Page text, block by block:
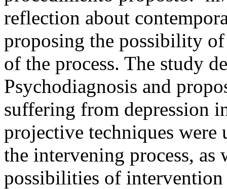
reflection about
proposing the possibility
of the process. The study
Psychodiagnosis and
suffering from depression
projective techniques were
the intervening process,
possibilities of intervention